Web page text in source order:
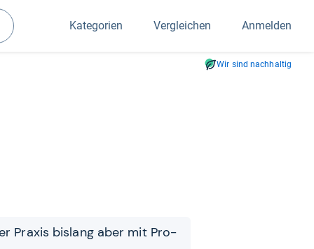
Kategorien Vergleichen Anmelden
Wir sind nachhaltig
Pra­xis bis­lang aber mit Pro­